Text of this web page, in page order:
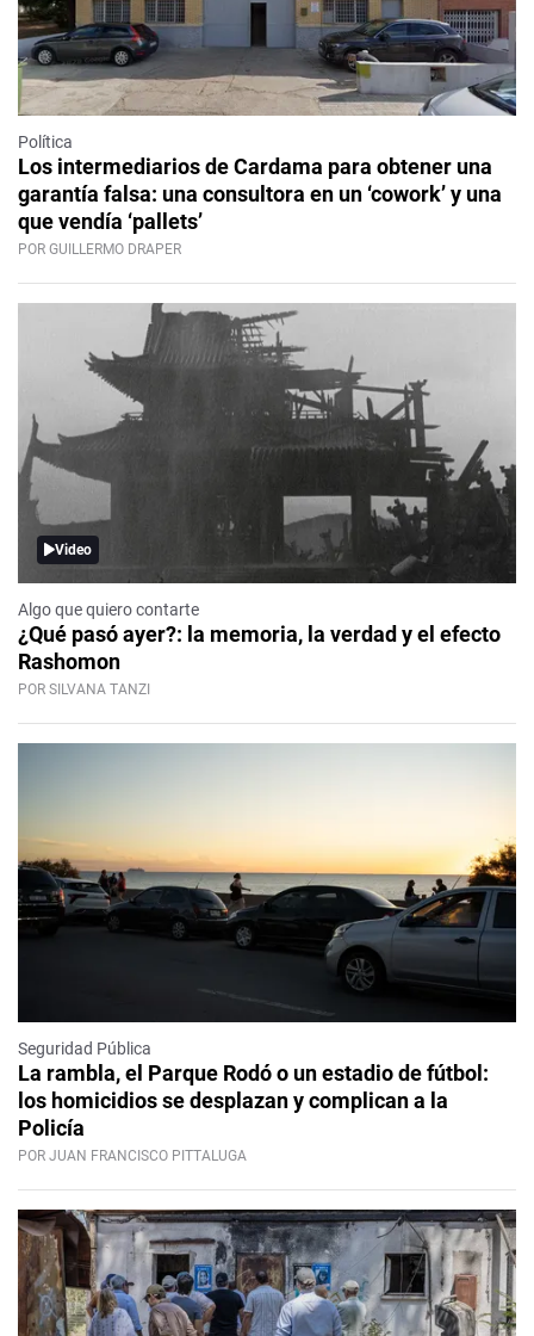
Política
Los intermediarios de Cardama para obtener una
garantía falsa: una consultora en un ‘cowork’ y una
que vendía ‘pallets’
POR GUILLERMO DRAPER
Video
Algo que quiero contarte
¿Qué pasó ayer?: la memoria, la verdad y el efecto
Rashomon
POR SILVANA TANZI
Seguridad Pública
La rambla, el Parque Rodó o un estadio de fútbol:
los homicidios se desplazan y complican a la
Policía
POR JUAN FRANCISCO PITTALUGA